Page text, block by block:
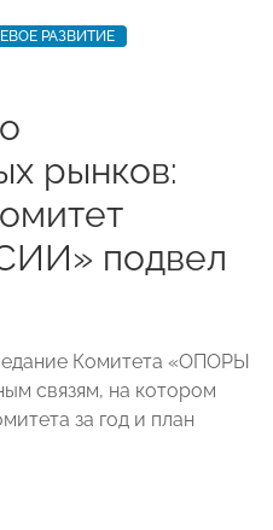
РАЗВИТИЕ
рынков:
подвел
Комитета «ОПОРЫ
связям, на котором
за год и план